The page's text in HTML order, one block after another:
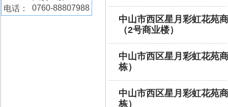
电话：
0760-88807988
中山市西区星月彩虹花苑
（2号商业楼）
中山市西区星月彩虹花苑
栋）
中山市西区星月彩虹花苑
栋）